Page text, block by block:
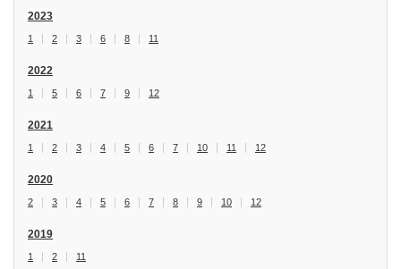
2023
1 2 3 6 8 11
2022
1 5 6 7 9 12
2021
1 2 3 4 5 6 7 10 11 12
2020
2 3 4 5 6 7 8 9 10 12
2019
1 2 11